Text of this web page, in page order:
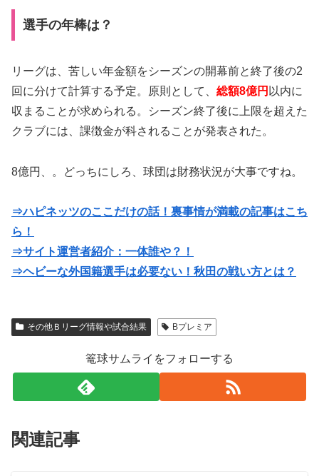
選手の年棒は？
リーグは、苦しい年金額をシーズンの開幕前と終了後の2
回に分けて計算する予定。原則として、 総額8億円 以内に
収まることが求められる。シーズン終了後に上限を超えた
クラブには、課徴金が科されることが発表された。
8億円、。どっちにしろ、球団は財務状況が大事ですね。
⇒ハピネッツのここだけの話！裏事情が満載の記事はこち
ら！
⇒サイト運営者紹介：一体誰や？！
⇒ヘビーな外国籍選手は必要ない！秋田の戦い方とは？
その他Ｂリーグ情報や試合結果 Bプレミア
篭球サムライをフォローする
関連記事